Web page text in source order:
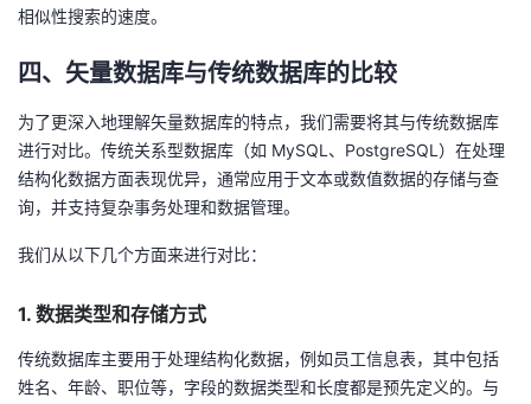
程
认
证
的
实
我
的
藏
支
持
声
建
议
相似性搜索的速度。
四、矢量数据库与传统数据库的比较
为了更深入地理解矢量数据库的特点，我们需要将其与传统数据库
进行对比。传统关系型数据库（如 MySQL、PostgreSQL）在处理
结构化数据方面表现优异，通常应用于文本或数值数据的存储与查
询，并支持复杂事务处理和数据管理。
我们从以下几个方面来进行对比：
1. 数据类型和存储方式
传统数据库主要用于处理结构化数据，例如员工信息表，其中包括
姓名、年龄、职位等，字段的数据类型和长度都是预先定义的。与